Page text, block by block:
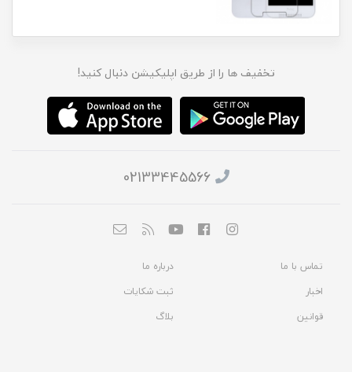
تخفیف ها را از طریق اپلیکیشن دنبال کنید!
02133445566
تماس با ما
درباره ما
اخبار
ثبت شکایات
قوانین
بلاگ